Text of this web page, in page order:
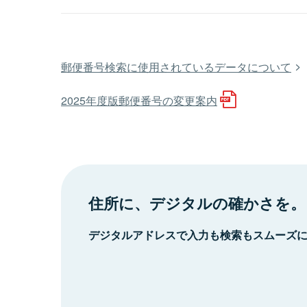
郵便番号検索に使用されているデータについて
2025年度版郵便番号の変更案内
住所に、デジタルの確かさを。
デジタルアドレスで入力も検索もスムーズ